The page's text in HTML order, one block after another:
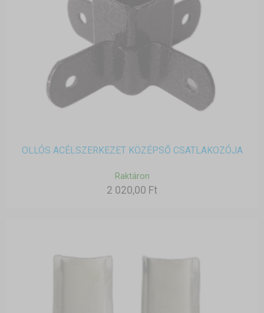
OLLÓS ACÉLSZERKEZET KÖZÉPSŐ CSATLAKOZÓJA
Raktáron
2 020,00 Ft